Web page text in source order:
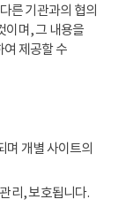
른 기관과의 협의
이며, 그 내용을
제공할 수
며 개별 사이트의
리, 보호됩니다.